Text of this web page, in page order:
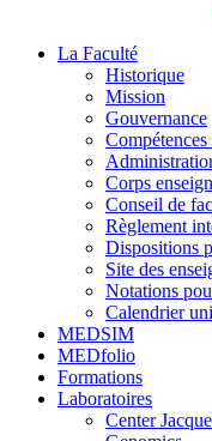
La Faculté
Historique
Mission
Gouvernance
Compétences
Corps
Conseil de
Règlement
Dispositions
Site des
Notations
Calendrier
MEDSIM
MEDfolio
Formations
Laboratoires
Center